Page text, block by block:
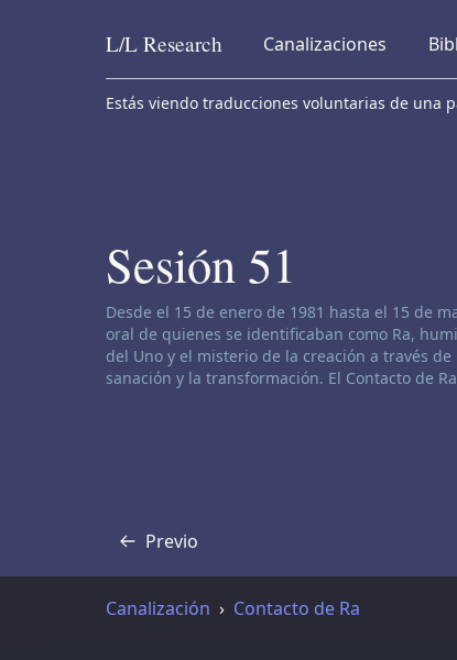
Skip to content
L/L Research Canalizaciones
Estás viendo traducciones voluntarias de una
Sesión 51
Descargo de responsabilidad de
Desde el 15 de enero de 1981 hasta el 15 de
oral de quienes se identificaban como Ra,
del Uno y el misterio de la creación a través
sanación y la transformación. El Contacto de
Previo
Transcripción
Canalización Contacto de Ra